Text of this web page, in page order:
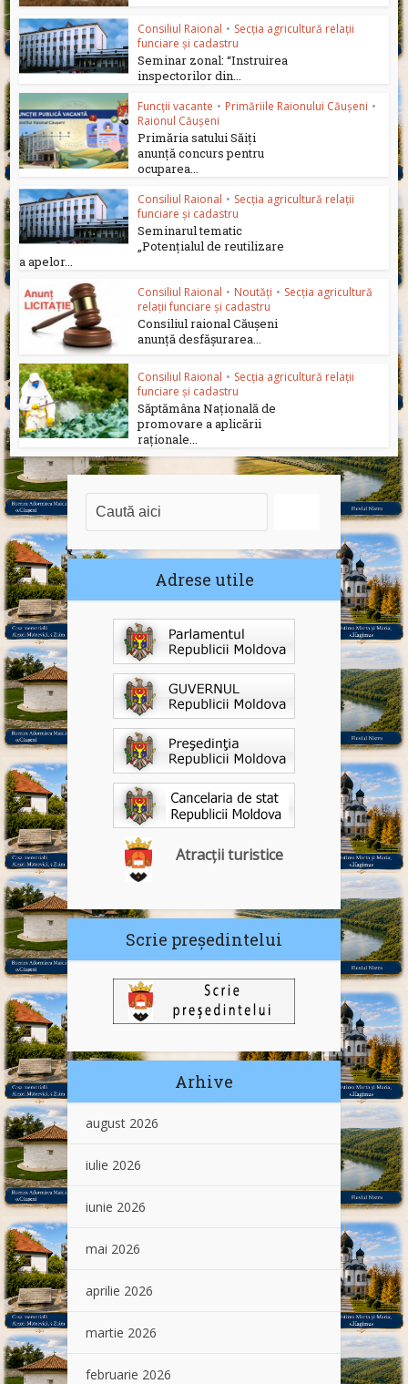
Consiliul Raional • Secția agricultură relații
funciare și cadastru
Seminar zonal: “Instruirea
inspectorilor din...
Funcții vacante • Primăriile Raionului Căușeni •
Raionul Căușeni
Primăria satului Săiți
anunță concurs pentru
ocuparea...
Consiliul Raional • Secția agricultură relații
funciare și cadastru
Seminarul tematic
„Potențialul de reutilizare
a apelor...
Consiliul Raional • Noutăți • Secția agricultură
relații funciare și cadastru
Consiliul raional Căușeni
anunță desfășurarea...
Consiliul Raional • Secția agricultură relații
funciare și cadastru
Săptămâna Națională de
promovare a aplicării
raționale...
Adrese utile
Atracții turistice
Scrie președintelui
Arhive
august 2026
iulie 2026
iunie 2026
mai 2026
aprilie 2026
martie 2026
februarie 2026